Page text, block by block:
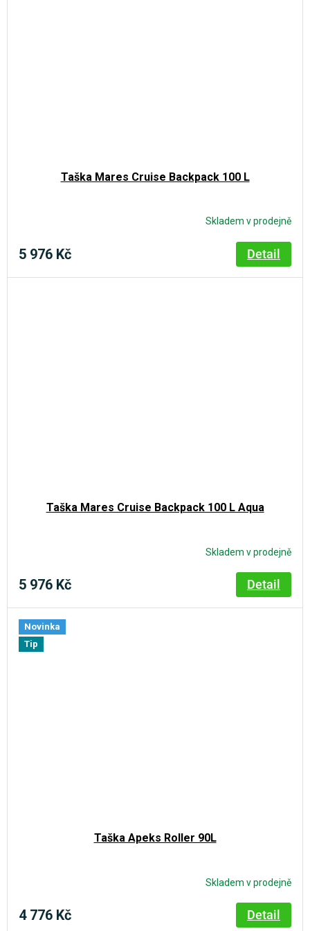
Taška Mares Cruise Backpack 100 L
Skladem v prodejně
5 976 Kč Detail
Taška Mares Cruise Backpack 100 L Aqua
Skladem v prodejně
5 976 Kč Detail
Novinka
Tip
Taška Apeks Roller 90L
Skladem v prodejně
4 776 Kč Detail